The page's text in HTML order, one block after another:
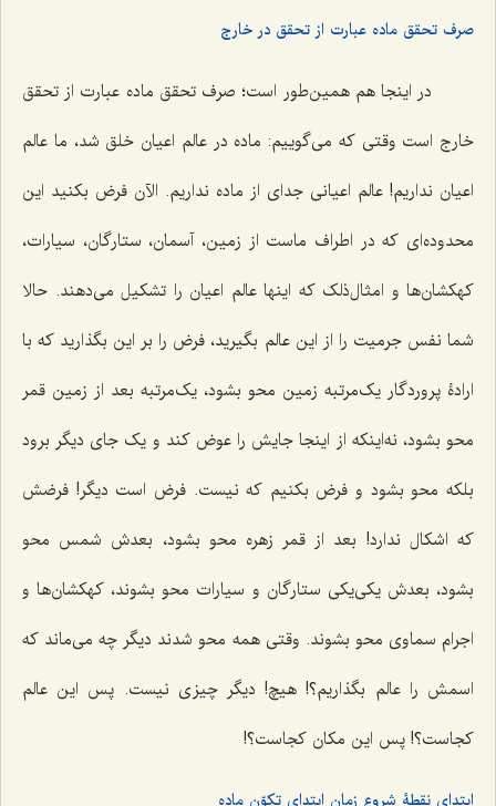
صرف تحقق ماده عبارت از تحقق در خارج
در اینجا هم همین‌طور است؛ صرف تحقق ماده عبارت از تحقق
خارج است وقتی که می‌گوییم: ماده در عالم اعیان خلق شد، ما عالم
اعیان نداریم! عالم اعیانی جدای از ماده نداریم. الآن فرض بکنید این
محدوده‌ای که در اطراف ماست از زمین، آسمان، ستارگان، سیارات،
کهکشان‌ها و امثال‌ذلک که اینها عالم اعیان را تشکیل می‌دهند. حالا
شما نفس جرمیت را از این عالم بگیرید، فرض را بر این بگذارید که با
ارادۀ پروردگار یک‌مرتبه زمین محو بشود، یک‌مرتبه بعد از زمین قمر
محو بشود، نه‌اینکه از اینجا جایش را عوض کند و یک جای دیگر برود
بلکه محو بشود و فرض بکنیم که نیست. فرض است دیگر! فرضش
که اشکال ندارد! بعد از قمر زهره محو بشود، بعدش شمس محو
بشود، بعدش یکی‌یکی ستارگان و سیارات محو بشوند، کهکشان‌ها و
اجرام سماوی محو بشوند. وقتی همه محو شدند دیگر چه می‌ماند که
اسمش را عالم بگذاریم؟! هیچ! دیگر چیزی نیست. پس این عالم
کجاست؟! پس این مکان کجاست؟!